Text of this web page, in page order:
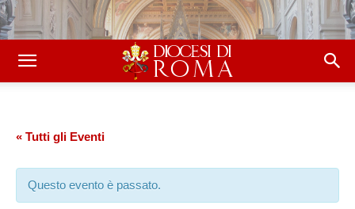
« Tutti gli Eventi
Questo evento è passato.